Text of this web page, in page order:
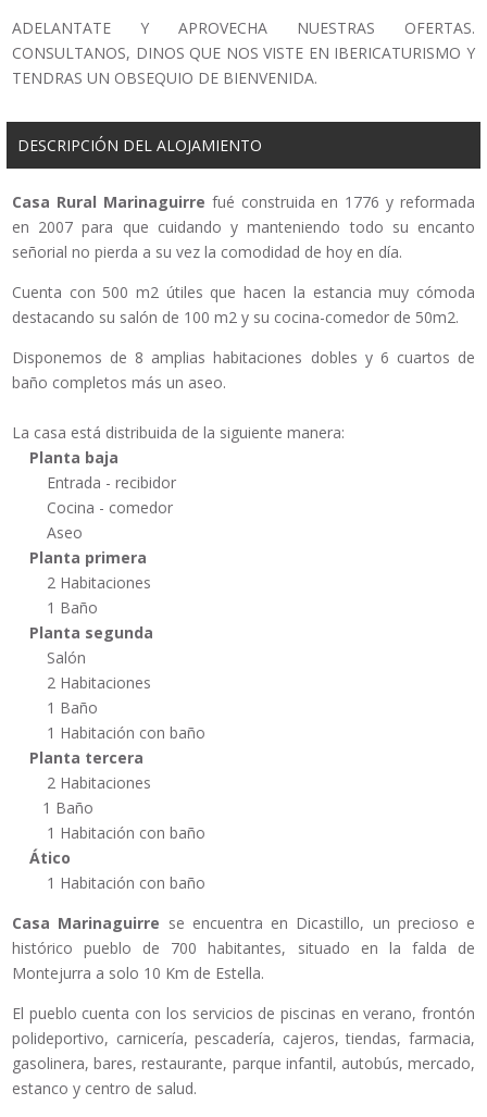
ADELANTATE Y APROVECHA NUESTRAS OFERTAS.
CONSULTANOS, DINOS QUE NOS VISTE EN IBERICATURISMO Y
TENDRAS UN OBSEQUIO DE BIENVENIDA.
DESCRIPCIÓN DEL ALOJAMIENTO
Casa Rural Marinaguirre fué construida en 1776 y reformada
en 2007 para que cuidando y manteniendo todo su encanto
señorial no pierda a su vez la comodidad de hoy en día.
Cuenta con 500 m2 útiles que hacen la estancia muy cómoda
destacando su salón de 100 m2 y su cocina-comedor de 50m2.
Disponemos de 8 amplias habitaciones dobles y 6 cuartos de
baño completos más un aseo.
La casa está distribuida de la siguiente manera:
Planta baja
Entrada - recibidor
Cocina - comedor
Aseo
Planta primera
2 Habitaciones
1 Baño
Planta segunda
Salón
2 Habitaciones
1 Baño
1 Habitación con baño
Planta tercera
2 Habitaciones
1 Baño
1 Habitación con baño
Ático
1 Habitación con baño
Casa Marinaguirre se encuentra en Dicastillo, un precioso e
histórico pueblo de 700 habitantes, situado en la falda de
Montejurra a solo 10 Km de Estella.
El pueblo cuenta con los servicios de piscinas en verano, frontón
polideportivo, carnicería, pescadería, cajeros, tiendas, farmacia,
gasolinera, bares, restaurante, parque infantil, autobús, mercado,
estanco y centro de salud.